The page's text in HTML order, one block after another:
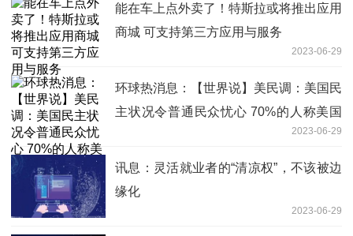
能在车上点外卖了！特斯拉或将推出应用
商城 可支持第三方应用与服务
2023-06-29
环球热消息：【世界说】美民调：美国民
主状况令普通民众忧心 70%的人称美国
2023-06-29
讯息：灵活就业者的“清凉权”，不该被边
缘化
2023-06-29